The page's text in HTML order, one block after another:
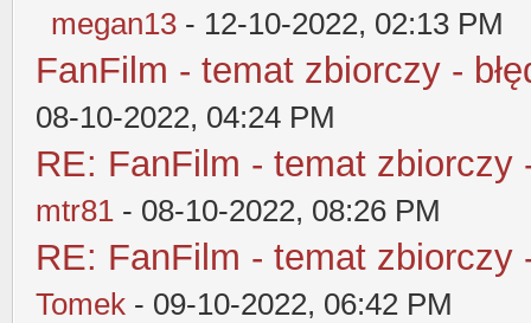
megan13 - 12-10-2022, 02:13 PM
FanFilm - temat zbiorczy -
08-10-2022, 04:24 PM
RE: FanFilm - temat zbiorczy
mtr81 - 08-10-2022, 08:26 PM
RE: FanFilm - temat zbiorczy
Tomek - 09-10-2022, 06:42 PM